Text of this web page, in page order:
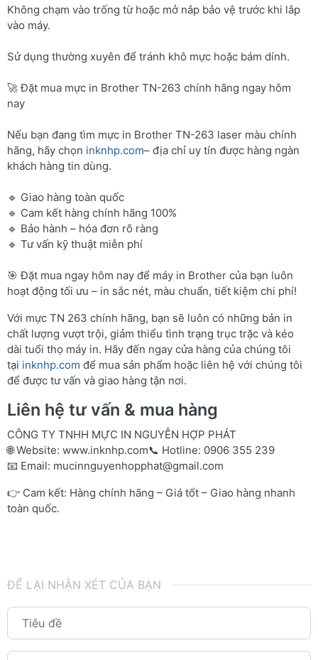
Không chạm vào trống từ hoặc mở nắp bảo vệ trước khi lắp
vào máy.
Sử dụng thường xuyên để tránh khô mực hoặc bám dính.
🚀 Đặt mua mực in Brother TN-263 chính hãng ngay hôm
nay
Nếu bạn đang tìm mực in Brother TN-263 laser màu chính
hãng, hãy chọn inknhp.com– địa chỉ uy tín được hàng ngàn
khách hàng tin dùng.
🔹 Giao hàng toàn quốc
🔹 Cam kết hàng chính hãng 100%
🔹 Bảo hành – hóa đơn rõ ràng
🔹 Tư vấn kỹ thuật miễn phí
🎯 Đặt mua ngay hôm nay để máy in Brother của bạn luôn
hoạt động tối ưu – in sắc nét, màu chuẩn, tiết kiệm chi phí!
Với mực TN 263 chính hãng, bạn sẽ luôn có những bản in
chất lượng vượt trội, giảm thiểu tình trạng trục trặc và kéo
dài tuổi thọ máy in. Hãy đến ngay cửa hàng của chúng tôi
tại inknhp.com để mua sản phẩm hoặc liên hệ với chúng tôi
để được tư vấn và giao hàng tận nơi.
Liên hệ tư vấn & mua hàng
CÔNG TY TNHH MỰC IN NGUYỄN HỢP PHÁT
🌐 Website: www.inknhp.com📞 Hotline: 0906 355 239
📧 Email: mucinnguyenhopphat@gmail.com
👉 Cam kết: Hàng chính hãng – Giá tốt – Giao hàng nhanh
toàn quốc.
ĐỂ LẠI NHẬN XÉT CỦA BẠN